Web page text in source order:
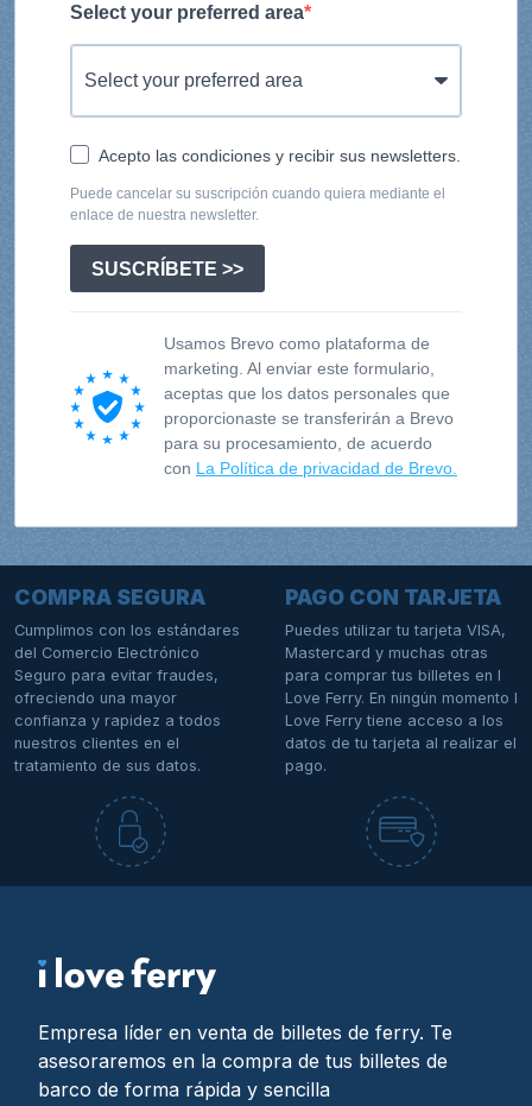
Select your preferred area
Acepto las condiciones y recibir sus newsletters.
Puede cancelar su suscripción cuando quiera mediante el
enlace de nuestra newsletter.
SUSCRÍBETE >>
Usamos Brevo como plataforma de
marketing. Al enviar este formulario,
aceptas que los datos personales que
proporcionaste se transferirán a Brevo
para su procesamiento, de acuerdo
con La Política de privacidad de Brevo.
COMPRA SEGURA
Cumplimos con los estándares
del Comercio Electrónico
Seguro para evitar fraudes,
ofreciendo una mayor
confianza y rapidez a todos
nuestros clientes en el
tratamiento de sus datos.
PAGO CON TARJETA
Puedes utilizar tu tarjeta VISA,
Mastercard y muchas otras
para comprar tus billetes en I
Love Ferry. En ningún momento I
Love Ferry tiene acceso a los
datos de tu tarjeta al realizar el
pago.
Empresa líder en venta de billetes de ferry. Te
asesoraremos en la compra de tus billetes de
barco de forma rápida y sencilla